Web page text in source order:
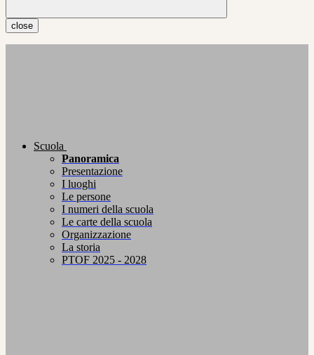
close
Scuola
Panoramica
Presentazione
I luoghi
Le persone
I numeri della scuola
Le carte della scuola
Organizzazione
La storia
PTOF 2025 - 2028